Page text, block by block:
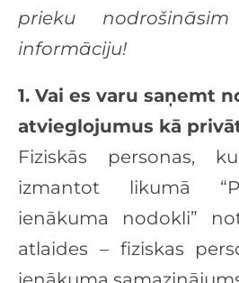
prieku nodrošināsim
informāciju!
1. Vai es varu saņemt
atvieglojumus kā
Fiziskās personas,
izmantot likumā
ienākuma nodokli”
atlaides – fiziskas